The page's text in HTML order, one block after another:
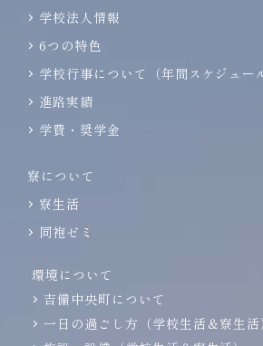
学校法人情報
6つの特色
学校行事について（年間スケジュー
進路実績
学費・奨学金
寮について
寮生活
同袍ゼミ
環境について
吉備中央町について
一日の過ごし方（学校生活＆寮生活